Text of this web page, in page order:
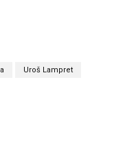
Uroš Lampret